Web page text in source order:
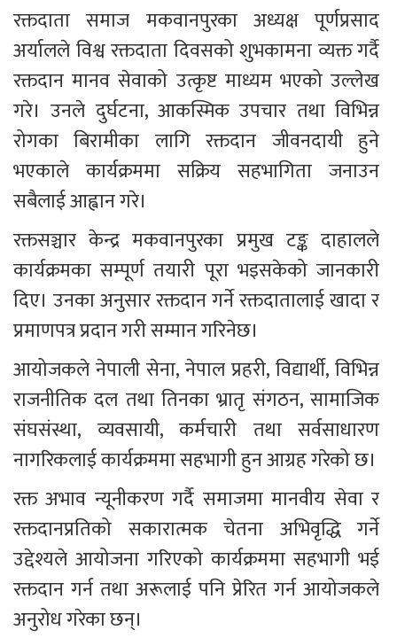
रक्तदाता समाज मकवानपुरका अध्यक्ष पूर्णप्रसाद
अर्यालले विश्व रक्तदाता दिवसको शुभकामना व्यक्त गर्दै
रक्तदान मानव सेवाको उत्कृष्ट माध्यम भएको उल्लेख
गरे। उनले दुर्घटना, आकस्मिक उपचार तथा विभिन्न
रोगका बिरामीका लागि रक्तदान जीवनदायी हुने
भएकाले कार्यक्रममा सक्रिय सहभागिता जनाउन
सबैलाई आह्वान गरे।
रक्तसञ्चार केन्द्र मकवानपुरका प्रमुख टङ्क दाहालले
कार्यक्रमका सम्पूर्ण तयारी पूरा भइसकेको जानकारी
दिए। उनका अनुसार रक्तदान गर्ने रक्तदातालाई खादा र
प्रमाणपत्र प्रदान गरी सम्मान गरिनेछ।
आयोजकले नेपाली सेना, नेपाल प्रहरी, विद्यार्थी, विभिन्न
राजनीतिक दल तथा तिनका भ्रातृ संगठन, सामाजिक
संघसंस्था, व्यवसायी, कर्मचारी तथा सर्वसाधारण
नागरिकलाई कार्यक्रममा सहभागी हुन आग्रह गरेको छ।
रक्त अभाव न्यूनीकरण गर्दै समाजमा मानवीय सेवा र
रक्तदानप्रतिको सकारात्मक चेतना अभिवृद्धि गर्ने
उद्देश्यले आयोजना गरिएको कार्यक्रममा सहभागी भई
रक्तदान गर्न तथा अरूलाई पनि प्रेरित गर्न आयोजकले
अनुरोध गरेका छन्।